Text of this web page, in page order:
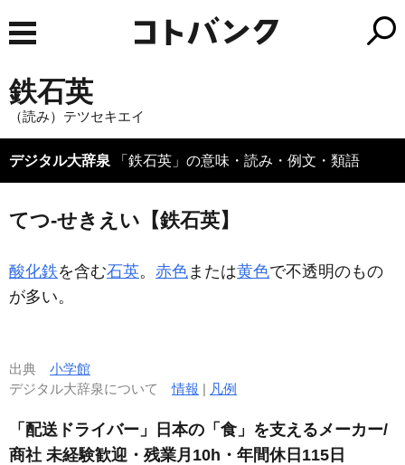
鉄石英
（読み）テツセキエイ
デジタル大辞泉 「鉄石英」の意味・読み・例文・類語
てつ‐せきえい【鉄石英】
酸化鉄を含む石英。 赤色または黄色で不透明のもの
が多い。
出典 小学館
デジタル大辞泉について情報 | 凡例
「配送ドライバー」日本の「食」を支えるメーカー/
商社 未経験歓迎・残業月10h・年間休日115日